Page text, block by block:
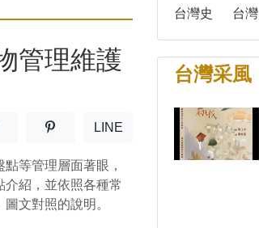
管理維護
至facebook(另開新視窗)
分享至噗浪(另開新視窗)
LINE
等管理層面著眼，
紹，並依照各種常
文對照的說明。
台灣史 台灣
台灣采風